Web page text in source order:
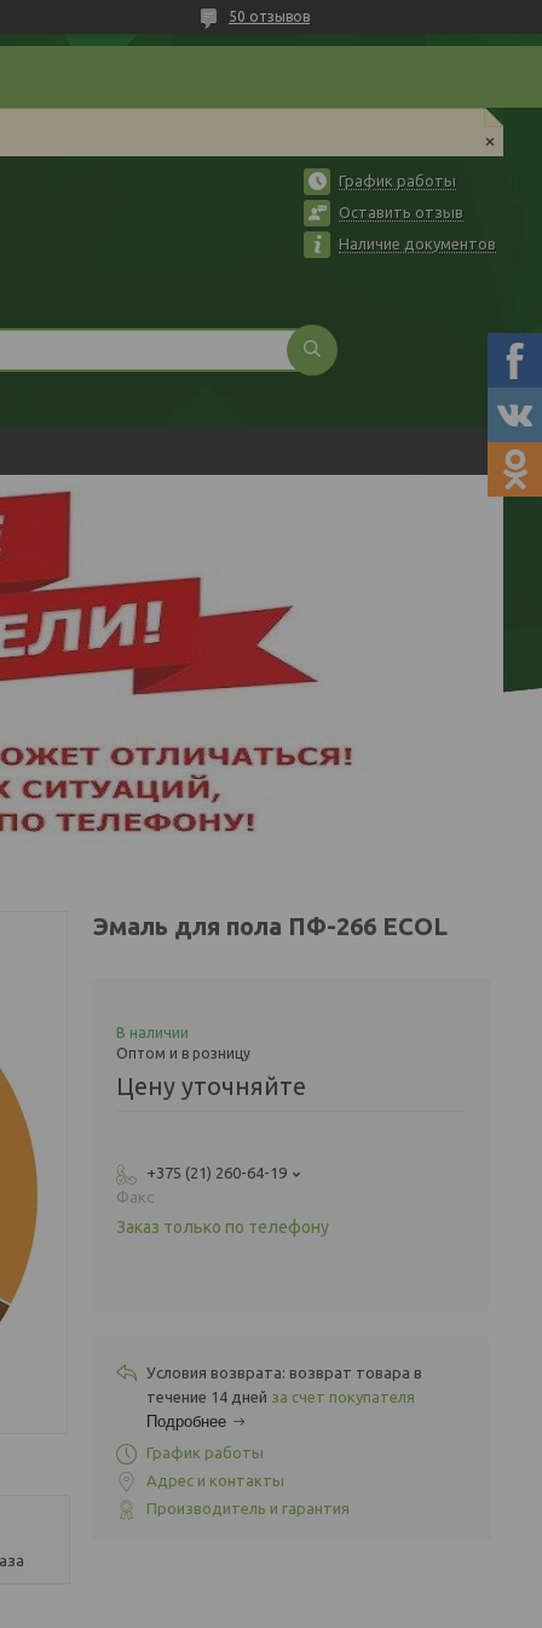
50 отзывов
График работы
Оставить отзыв
Наличие документов
Эмаль для пола ПФ-266 ECOL
В наличии
Оптом и в розницу
Цену уточняйте
+375 (21) 260-64-19
Факс
Заказ только по телефону
возврат товара в
течение 14 дней за счет покупателя
Подробнее
График работы
Адрес и контакты
Производитель и гарантия